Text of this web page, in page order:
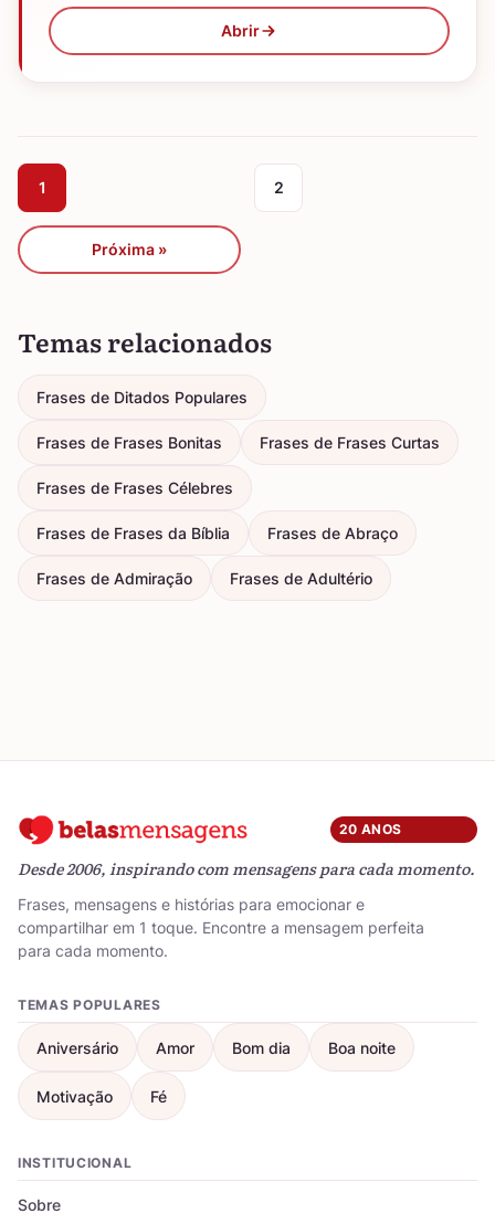
Abrir
1 2
Próxima »
Temas relacionados
Frases de Ditados Populares
Frases de Frases Bonitas Frases de Frases Curtas
Frases de Frases Célebres
Frases de Frases da Bíblia Frases de Abraço
Frases de Admiração Frases de Adultério
20 ANOS
Desde 2006, inspirando com mensagens para cada momento.
Frases, mensagens e histórias para emocionar e
compartilhar em 1 toque. Encontre a mensagem perfeita
para cada momento.
TEMAS POPULARES
Aniversário Amor Bom dia Boa noite
Motivação Fé
INSTITUCIONAL
Sobre